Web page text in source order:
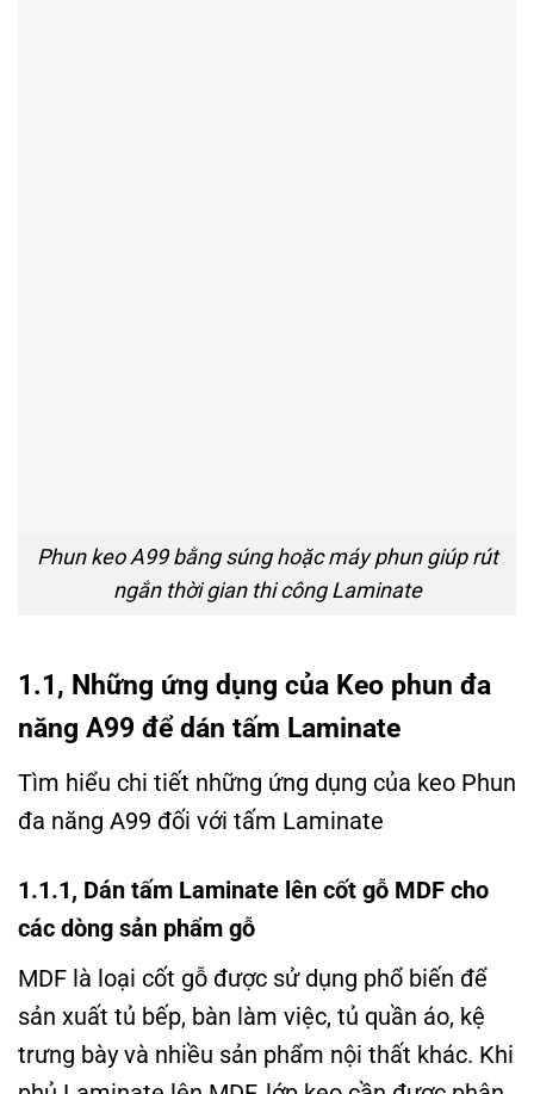
Phun keo A99 bằng súng hoặc máy phun giúp rút
ngắn thời gian thi công Laminate
1.1, Những ứng dụng của Keo phun đa
năng A99 để dán tấm Laminate
Tìm hiểu chi tiết những ứng dụng của keo Phun
đa năng A99 đối với tấm Laminate
1.1.1, Dán tấm Laminate lên cốt gỗ MDF cho
các dòng sản phẩm gỗ
MDF là loại cốt gỗ được sử dụng phổ biến để
sản xuất tủ bếp, bàn làm việc, tủ quần áo, kệ
trưng bày và nhiều sản phẩm nội thất khác. Khi